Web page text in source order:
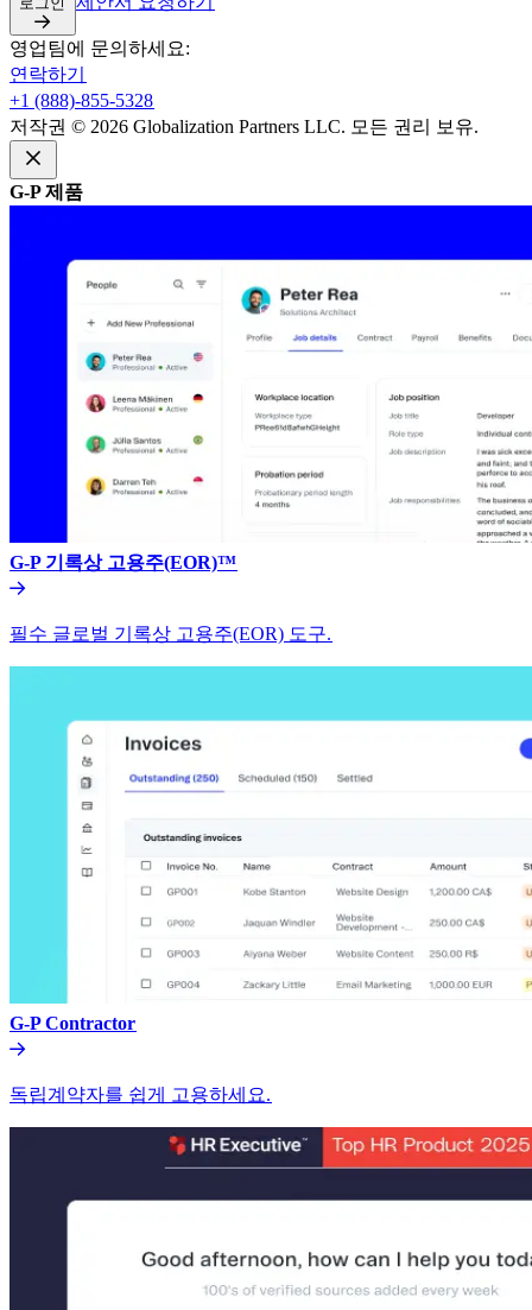
영업팀에 문의하세요:​​
연락하기​​
+1 (888)-855-5328​​
저작권 © 2026 Globalization Partners LLC. 모든 권리 보유.​​
G-P 제품​​
G-P 기록상 고용주(EOR)™​​
필수 글로벌 기록상 고용주(EOR) 도구.​​
G-P Contractor​​
독립계약자를 쉽게 고용하세요.​​